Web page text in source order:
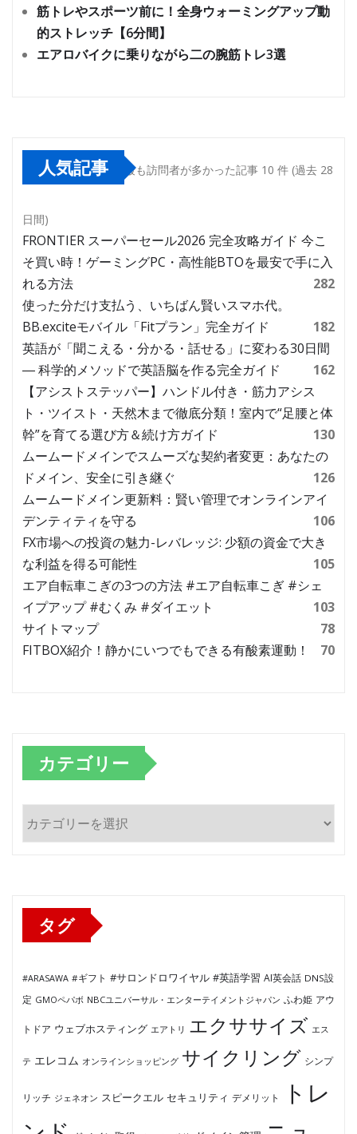
筋トレやスポーツ前に！全身ウォーミングアップ動
的ストレッチ【6分間】
エアロバイクに乗りながら二の腕筋トレ3選
人気記事 最も訪問者が多かった記事 10 件 (過去 28
日間)
FRONTIER スーパーセール2026 完全攻略ガイド 今こ
そ買い時！ゲーミングPC・高性能BTOを最安で手に入
れる方法
282
使った分だけ支払う、いちばん賢いスマホ代。
BB.exciteモバイル「Fitプラン」完全ガイド
182
英語が「聞こえる・分かる・話せる」に変わる30日間
― 科学的メソッドで英語脳を作る完全ガイド
162
【アシストステッパー】ハンドル付き・筋力アシス
ト・ツイスト・天然木まで徹底分類！室内で“足腰と体
幹”を育てる選び方＆続け方ガイド
130
ムームードメインでスムーズな契約者変更：あなたの
ドメイン、安全に引き継ぐ
126
ムームードメイン更新料：賢い管理でオンラインアイ
デンティティを守る
106
FX市場への投資の魅力-レバレッジ: 少額の資金で大き
な利益を得る可能性
105
エア自転車こぎの3つの方法 #エア自転車こぎ #シェ
イプアップ #むくみ #ダイエット
103
サイトマップ
78
FITBOX紹介！静かにいつでもできる有酸素運動！
70
カテゴリー
テ
タグ
#ARASAWA #ギフト #サロンドロワイヤル #英語学習 AI英会話 DNS設
定 GMOペパボ NBCユニバーサル・エンターテイメントジャパン ふわ姫 アウ
トドア ウェブホスティング エアトリ エクササイズ エス
テ エレコム オンラインショッピング サイクリング シンプ
リッチ ジェネオン スピークエル セキュリティ デメリット
トレ